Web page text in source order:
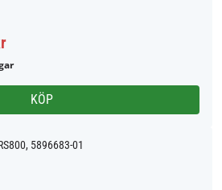
KÖP
5896683-01